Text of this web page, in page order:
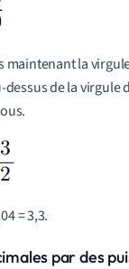
maintenant la
de la virgule
= 3,3.
par des